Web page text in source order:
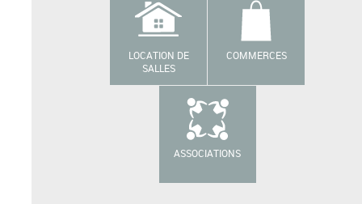
LOCATION DE
SALLES
COMMERCES
ASSOCIATIONS